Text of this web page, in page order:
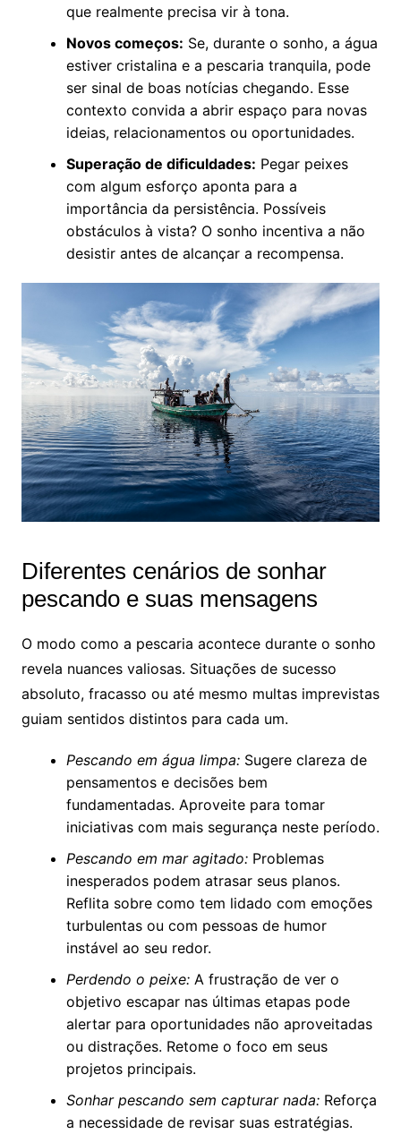
que realmente precisa vir à tona.
Novos começos: Se, durante o sonho, a água
estiver cristalina e a pescaria tranquila, pode
ser sinal de boas notícias chegando. Esse
contexto convida a abrir espaço para novas
ideias, relacionamentos ou oportunidades.
Superação de dificuldades: Pegar peixes
com algum esforço aponta para a
importância da persistência. Possíveis
obstáculos à vista? O sonho incentiva a não
desistir antes de alcançar a recompensa.
Diferentes cenários de sonhar
pescando e suas mensagens
O modo como a pescaria acontece durante o sonho
revela nuances valiosas. Situações de sucesso
absoluto, fracasso ou até mesmo multas imprevistas
guiam sentidos distintos para cada um.
Pescando em água limpa:Sugere clareza de
pensamentos e decisões bem
fundamentadas. Aproveite para tomar
iniciativas com mais segurança neste período.
Pescando em mar agitado:Problemas
inesperados podem atrasar seus planos.
Reflita sobre como tem lidado com emoções
turbulentas ou com pessoas de humor
instável ao seu redor.
Perdendo o peixe:A frustração de ver o
objetivo escapar nas últimas etapas pode
alertar para oportunidades não aproveitadas
ou distrações. Retome o foco em seus
projetos principais.
Sonhar pescando sem capturar nada:Reforça
a necessidade de revisar suas estratégias.